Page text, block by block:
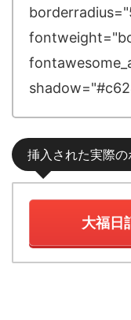
挿入された実際の
大福日